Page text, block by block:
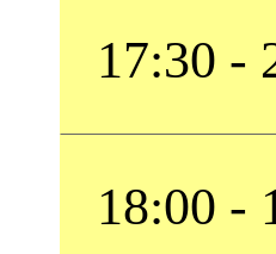
17:30 -
18:00 -